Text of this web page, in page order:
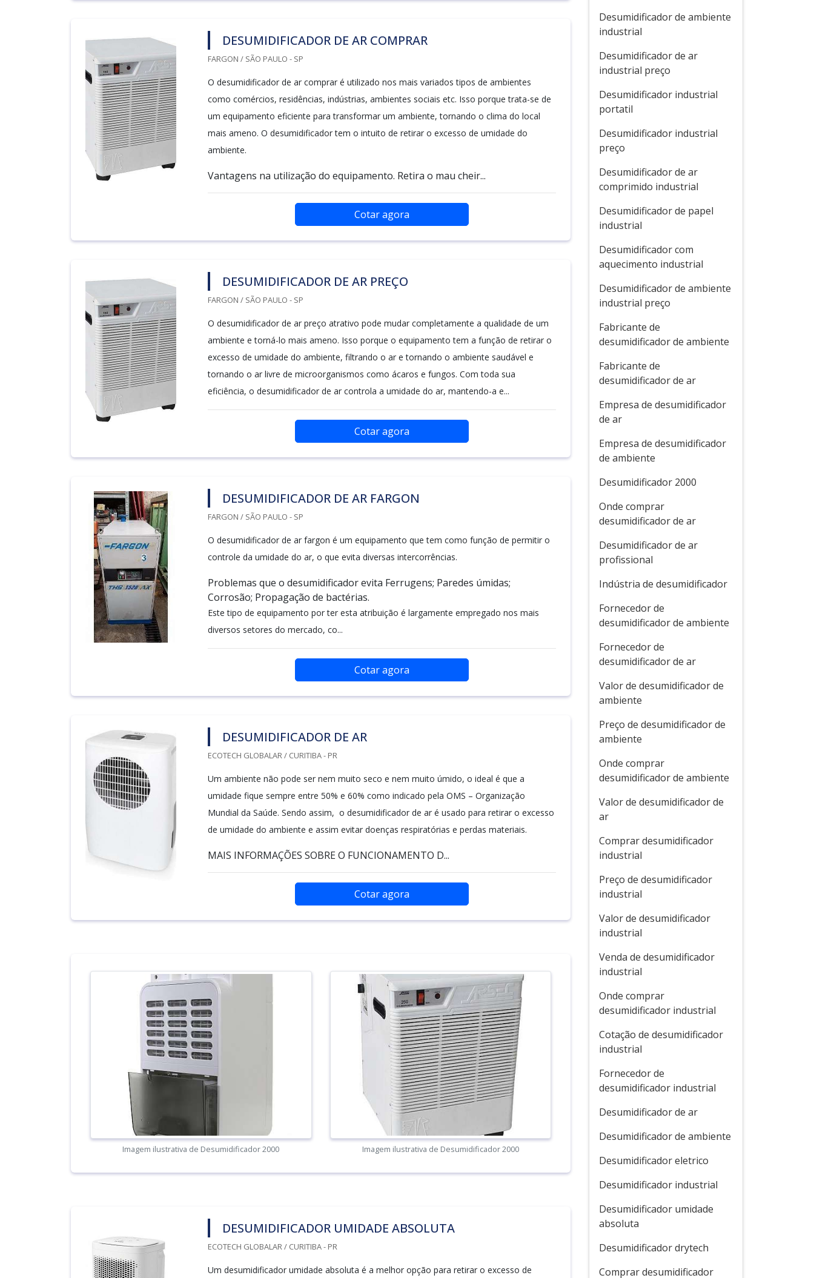
DESUMIDIFICADOR DE AR COMPRAR
FARGON / SÃO PAULO - SP
O desumidificador de ar comprar é utilizado nos mais variados tipos de ambientes
como comércios, residências, indústrias, ambientes sociais etc. Isso porque trata-se de
um equipamento eficiente para transformar um ambiente, tornando o clima do local
mais ameno. O desumidificador tem o intuito de retirar o excesso de umidade do
ambiente.
Vantagens na utilização do equipamento. Retira o mau cheir...
Cotar agora
DESUMIDIFICADOR DE AR PREÇO
FARGON / SÃO PAULO - SP
O desumidificador de ar preço atrativo pode mudar completamente a qualidade de um
ambiente e torná-lo mais ameno. Isso porque o equipamento tem a função de retirar o
excesso de umidade do ambiente, filtrando o ar e tornando o ambiente saudável e
tornando o ar livre de microorganismos como ácaros e fungos. Com toda sua
eficiência, o desumidificador de ar controla a umidade do ar, mantendo-a e...
Cotar agora
DESUMIDIFICADOR DE AR FARGON
FARGON / SÃO PAULO - SP
O desumidificador de ar fargon é um equipamento que tem como função de permitir o
controle da umidade do ar, o que evita diversas intercorrências.
Problemas que o desumidificador evita Ferrugens; Paredes úmidas;
Corrosão; Propagação de bactérias.
Este tipo de equipamento por ter esta atribuição é largamente empregado nos mais
diversos setores do mercado, co...
Cotar agora
DESUMIDIFICADOR DE AR
ECOTECH GLOBALAR / CURITIBA - PR
Um ambiente não pode ser nem muito seco e nem muito úmido, o ideal é que a
umidade fique sempre entre 50% e 60% como indicado pela OMS – Organização
Mundial da Saúde. Sendo assim, o desumidificador de ar é usado para retirar o excesso
de umidade do ambiente e assim evitar doenças respiratórias e perdas materiais.
MAIS INFORMAÇÕES SOBRE O FUNCIONAMENTO D...
Cotar agora
Imagem ilustrativa de Desumidificador 2000 Imagem ilustrativa de Desumidificador 2000
DESUMIDIFICADOR UMIDADE ABSOLUTA
ECOTECH GLOBALAR / CURITIBA - PR
Um desumidificador umidade absoluta é a melhor opção para retirar o excesso de
Desumidificador de ambiente
industrial
Desumidificador de ar
industrial preço
Desumidificador industrial
portatil
Desumidificador industrial
preço
Desumidificador de ar
comprimido industrial
Desumidificador de papel
industrial
Desumidificador com
aquecimento industrial
Desumidificador de ambiente
industrial preço
Fabricante de
desumidificador de ambiente
Fabricante de
desumidificador de ar
Empresa de desumidificador
de ar
Empresa de desumidificador
de ambiente
Desumidificador 2000
Onde comprar
desumidificador de ar
Desumidificador de ar
profissional
Indústria de desumidificador
Fornecedor de
desumidificador de ambiente
Fornecedor de
desumidificador de ar
Valor de desumidificador de
ambiente
Preço de desumidificador de
ambiente
Onde comprar
desumidificador de ambiente
Valor de desumidificador de
ar
Comprar desumidificador
industrial
Preço de desumidificador
industrial
Valor de desumidificador
industrial
Venda de desumidificador
industrial
Onde comprar
desumidificador industrial
Cotação de desumidificador
industrial
Fornecedor de
desumidificador industrial
Desumidificador de ar
Desumidificador de ambiente
Desumidificador eletrico
Desumidificador industrial
Desumidificador umidade
absoluta
Desumidificador drytech
Comprar desumidificador